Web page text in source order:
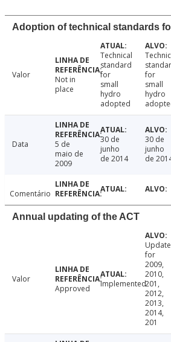
Adoption of technical standards
Valor
Not in
place
Technical
standard
for
small
hydro
adopted
for
small
hydro
Data
5 de
maio de
2009
30 de
junho
de 2014
30 de
junho
de
Comentário
Annual updating of the ACT
Valor
Approved
Implemented
for
2009,
2010,
201,
2012,
2013,
2014,
201